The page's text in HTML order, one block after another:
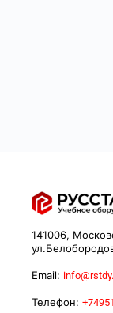
141006,
Email:
Телефон: